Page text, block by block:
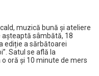
muzică bună și ateliere
sâmbătă, 18
ediție a sărbătoarei
Satul se află la
oră și 10 minute de mers